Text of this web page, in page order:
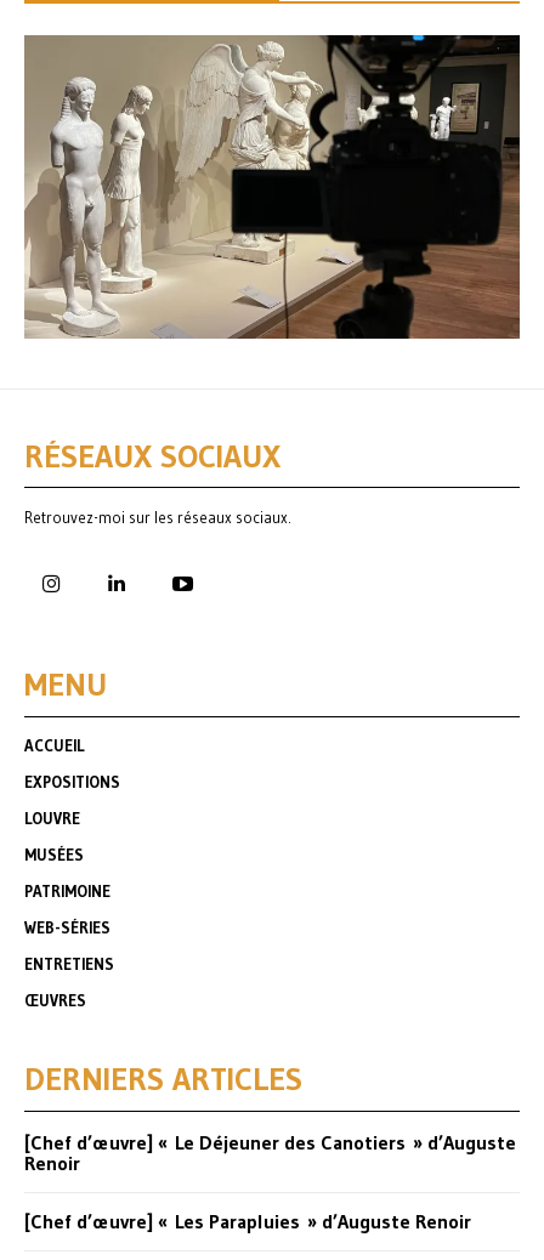
RÉSEAUX SOCIAUX
Retrouvez-moi sur les réseaux sociaux.
MENU
ACCUEIL
EXPOSITIONS
LOUVRE
MUSÉES
PATRIMOINE
WEB-SÉRIES
ENTRETIENS
ŒUVRES
DERNIERS ARTICLES
[Chef d’œuvre] « Le Déjeuner des Canotiers » d’Auguste
Renoir
[Chef d’œuvre] « Les Parapluies » d’Auguste Renoir